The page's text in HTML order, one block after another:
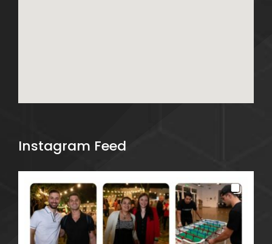
Instagram Feed